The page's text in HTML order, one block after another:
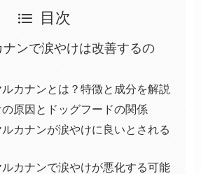
目次
ナンで涙やけは改善するの
ルカナンとは？特徴と成分を解説
原因とドッグフードの関係
ルカナンが涙やけに良いとされる
ルカナンで涙やけが悪化する可能